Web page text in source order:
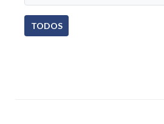
TODOS